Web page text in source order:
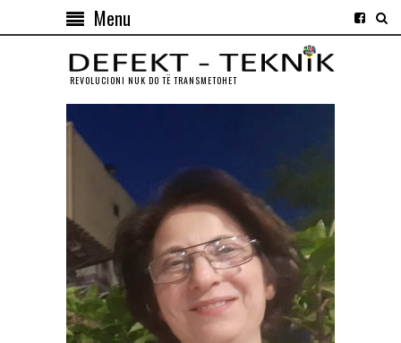
Menu
REVOLUCIONI NUK DO TЁ TRANSMETOHET